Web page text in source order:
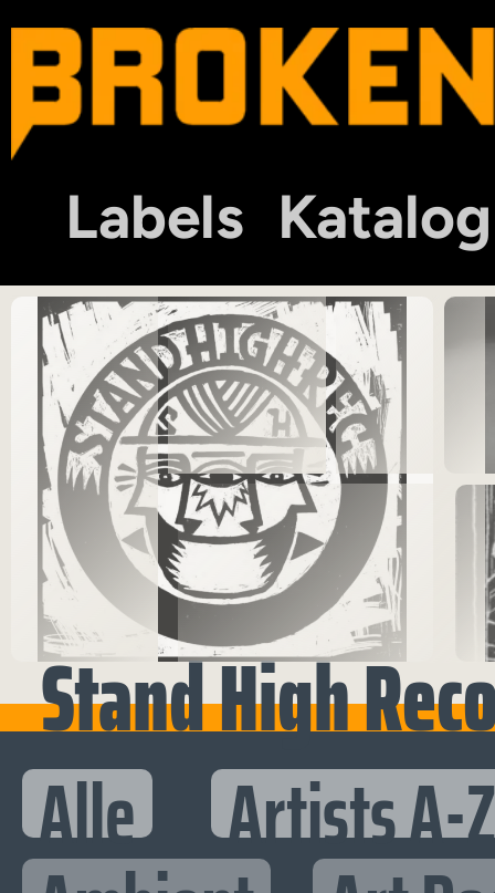
Labels Katalog
Stand High
Alle Artists A-Z